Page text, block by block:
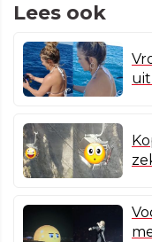
Lees ook